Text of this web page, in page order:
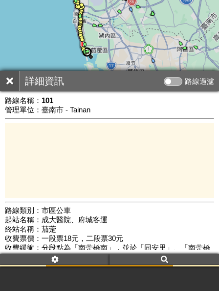
詳細資訊 路線過濾
路線名稱： 101
管理單位：臺南市 - Tainan
路線類別：市區公車
起站名稱：成大醫院、府城客運
終站名稱：茄萣
收費票價：一段票18元，二段票30元
收費緩衝：分段點為「南萣橋南」，並於「同安里」、「南萣橋
北」、「南萣橋南」、「白砂崙」及「白砂崙廟口」設置緩衝
區。
公車數量: 累計8138、上線7127